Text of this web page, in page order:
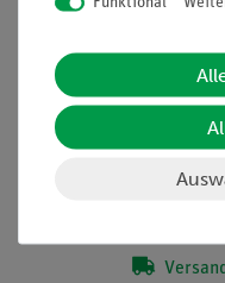
Lieferumfang
Zubehör
Media / Downloads